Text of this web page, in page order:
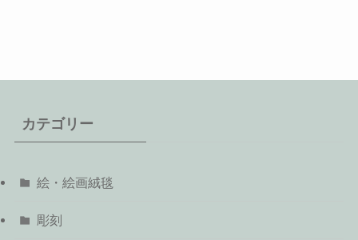
カテゴリー
絵・絵画絨毯
彫刻